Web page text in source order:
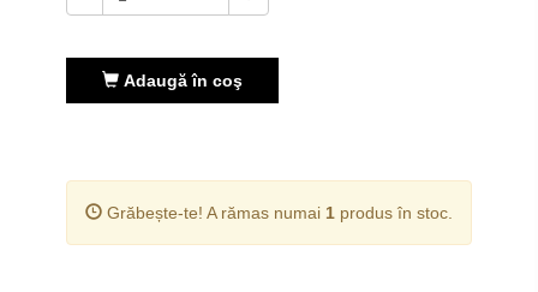
Adaugă în coş
Grăbește-te! A rămas numai 1 produs în stoc.